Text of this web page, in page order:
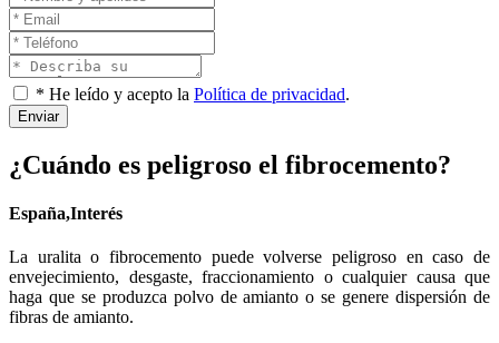
* He leído y acepto la Política de privacidad.
Enviar
¿Cuándo es peligroso el fibrocemento?
España,Interés
La uralita o fibrocemento puede volverse peligroso en caso de
envejecimiento, desgaste, fraccionamiento o cualquier causa que
haga que se produzca polvo de amianto o se genere dispersión de
fibras de amianto.